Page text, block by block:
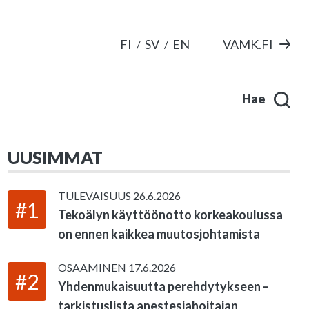
FI SV EN VAMK.FI
Hae
UUSIMMAT
#1
TULEVAISUUS 26.6.2026
Tekoälyn käyttöönotto korkeakoulussa
on ennen kaikkea muutosjohtamista
#2
OSAAMINEN 17.6.2026
Yhdenmukaisuutta perehdytykseen –
tarkistuslista anestesiahoitajan